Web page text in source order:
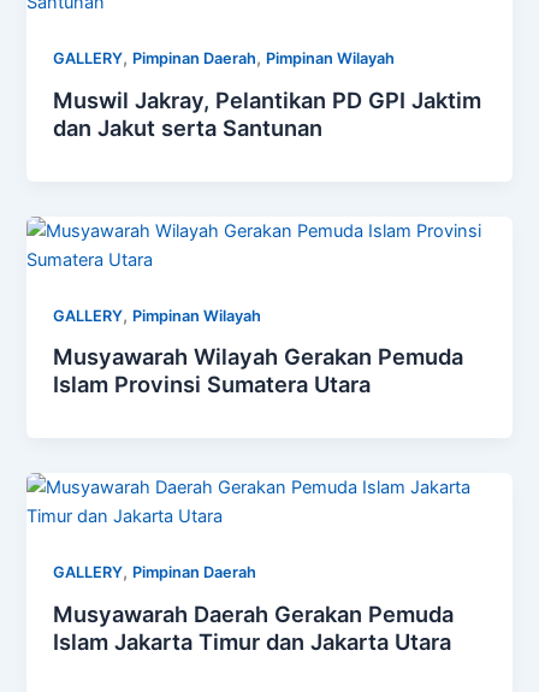
GALLERY, Pimpinan Daerah, Pimpinan Wilayah
Muswil Jakray, Pelantikan PD GPI Jaktim
dan Jakut serta Santunan
GALLERY, Pimpinan Wilayah
Musyawarah Wilayah Gerakan Pemuda
Islam Provinsi Sumatera Utara
GALLERY, Pimpinan Daerah
Musyawarah Daerah Gerakan Pemuda
Islam Jakarta Timur dan Jakarta Utara